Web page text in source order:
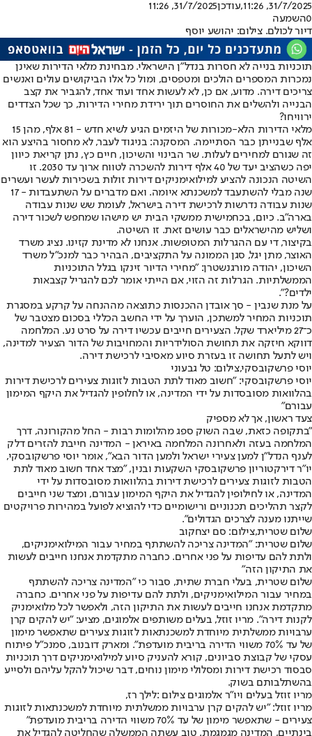
31/7/2025, 11:26
,עודכן31/7/2025, 11:26
0השמעה
דיור לכולם. צילום: יהושע יוסף
תוכניות בנייה לא חסרות בנדל"ן הישראלי. מבחינת מלאי הדירות שאינן
נמכרות המספרים הולכים ומטפסים, ומול כל אלו הביקושים עולים ואנשים
צריכים דירה. מדוע, אם כן, לא לעשות אחד ועוד אחד, להגביר את קצב
הבנייה ולהשלים את החוסרים תוך ירידת מחירי הדירות, כך שכל הצדדים
ירוויחו?
מלאי הדירות הלא-מכורות של היזמים הגיע לשיא חדש - 81 אלף, מהן 15
אלף שבנייתן כבר הסתיימה. המסקנה: בניגוד לעבר, לא מחסור בהיצע הוא
זה שגורם למחירים לעלות. שר הבינוי והשיכון, חיים כץ, נתן קריאת כיוון
יפה כשהציב יעד של 40 אלף דירות להשכרה לטווח ארוך עד 2030. זו
השיטה הנכונה להציע למילואימניקים דירות זולות בשכירות לעשר ועשרים
שנה מבלי להשתעבד למשכנתא איומה. ואם מדברים על השתעבדות - 17
שנות עבודה נדרשות לרכישת דירה בישראל, לעומת שש שנות עבודה
בארה"ב. כיום, בכחמישית ממשקי הבית יש מישהו שמחפש לשכור דירה
ושליש מהישראלים כבר עושים זאת. זו השיטה.
בקיצור, די עם ההגרלות המטופשות. אנחנו לא מדינת קזינו. נציג משרד
האוצר, מתן יגל, סגן הממונה על התקציבים, הבהיר כבר למנכ"ל משרד
השיכון, יהודה מורגנשטרן: "מחירי הדיור זינקו בגלל התוכניות
הממשלתיות. הגרלות זה הזוי, אם הייתי אומר לכם להגריל קצבאות
ילדים?".
על מנת שנבין - סך אובדן ההכנסות כתוצאה מההנחה על קרקע במסגרת
תוכניות המחיר למשתכן, הוערך על ידי החשב הכללי בסכום מצטבר של
כ־27 מיליארד שקל. הצעירים חייבים עכשיו דירה על סרט נע. המלחמה
דווקא חיזקה את תחושת הסולידריות והמחויבות של הדור הצעיר למדינה,
ויש לתעל תחושה זו בעזרת סיוע מאסיבי לרכישת דירה.
יוסי פרשקובסקי,צילום: טל גבעוני
יוסי פרשקובסקי: "חשוב מאוד לתת הטבות לזוגות צעירים לרכישת דירות
בהלוואות מסובסדות על ידי המדינה, או לחלופין להגדיל את היקף המימון
עבורם"
צעד ראשון, אך לא מספיק
"בתקופה כזאת, שבה השוק ספג מהלומות רבות - החל מהקורונה, דרך
המלחמה בעזה ולאחרונה המלחמה באיראן - המדינה חייבת להזרים דלק
לענף הנדל"ן למען צעירי ישראל ולמען הדור הבא", אומר יוסי פרשקובסקי,
יו"ר דירקטוריון פרשקובסקי השקעות ובנין, "מצד אחד חשוב מאוד לתת
הטבות לזוגות צעירים לרכישת דירות בהלוואות מסובסדות על ידי
המדינה, או לחילופין להגדיל את היקף המימון עבורם, ומצד שני חייבים
לקצר תהליכים תכנוניים ורישומיים כדי להוציא לפועל במהירות פרויקטים
שייתנו מענה לצרכים הגדולים".
שלום שטרית,צילום: סם יצחקוב
שלום שטרית: "המדינה צריכה להשתתף במחיר עבור המילואימניקים,
ולתת להם עדיפות על פני אחרים. כחברה מתקדמת אנחנו חייבים לעשות
את התיקון הזה"
שלום שטרית, בעלי חברת שתית, סבור כי "המדינה צריכה להשתתף
במחיר עבור המילואימניקים, ולתת להם עדיפות על פני אחרים. כחברה
מתקדמת אנחנו חייבים לעשות את התיקון הזה, ולאפשר לכל מלואימניק
לקנות דירה". מריו זוזל, בעלים משותפים אלמוגים, מציע: "יש להקים קרן
ערבויות ממשלתית מיוחדת למשכנתאות לזוגות צעירים שתאפשר מימון
של עד 70% משווי הדירה בריבית מועדפת". ומארק דובנוב, סמנכ"ל פיתוח
עסקי של קבוצת סביונים, קורא להעניק סיוע למילואימניקים דרך תוכניות
סבסוד רכישת דירות ומסלולי מימון נוחים, דבר שיכול להקל עליהם ולסייע
בהשתלבותם בשוק.
מריו זוזל בעלים ויו"ר אלמוגים צילום :לילך רז,
מריו זוזל: "יש להקים קרן ערבויות ממשלתית מיוחדת למשכנתאות לזוגות
צעירים - שתאפשר מימון של עד 70% משווי הדירה בריבית מועדפת"
בינתיים, המדינה מגמגמת. טוב עשתה הממשלה שהחליטה להגדיל את